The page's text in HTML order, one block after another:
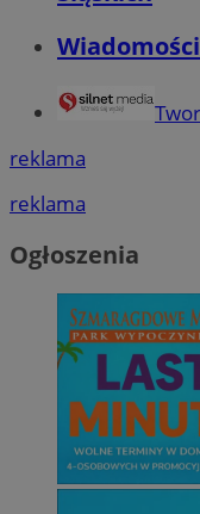
reklama
reklama
Ogłoszenia